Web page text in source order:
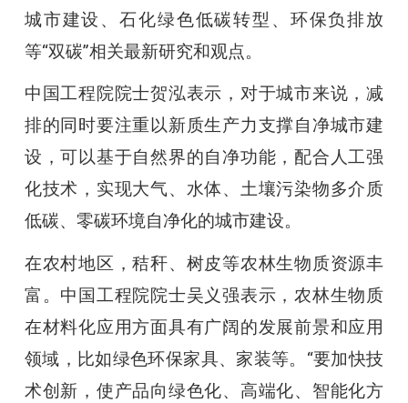
城市建设、石化绿色低碳转型、环保负排放
等“双碳”相关最新研究和观点。
中国工程院院士贺泓表示，对于城市来说，减
排的同时要注重以新质生产力支撑自净城市建
设，可以基于自然界的自净功能，配合人工强
化技术，实现大气、水体、土壤污染物多介质
低碳、零碳环境自净化的城市建设。
在农村地区，秸秆、树皮等农林生物质资源丰
富。中国工程院院士吴义强表示，农林生物质
在材料化应用方面具有广阔的发展前景和应用
领域，比如绿色环保家具、家装等。“要加快技
术创新，使产品向绿色化、高端化、智能化方